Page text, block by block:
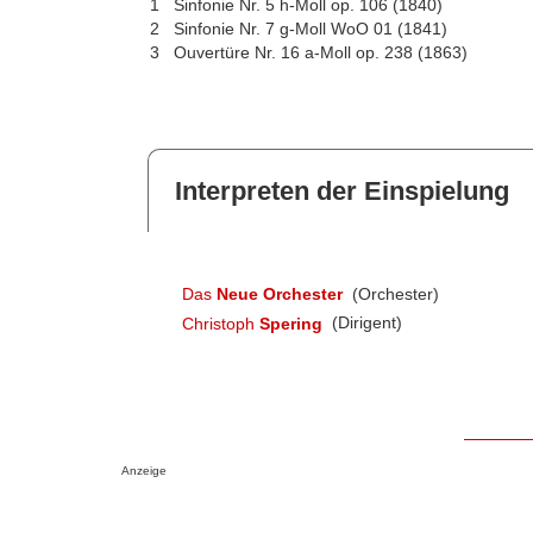
1
Sinfonie Nr. 5 h-Moll op. 106 (1840)
2
Sinfonie Nr. 7 g-Moll WoO 01 (1841)
3
Ouvertüre Nr. 16 a-Moll op. 238 (1863)
Interpreten der Einspielung
Das Neue Orchester (Orchester)
Christoph Spering (Dirigent)
Anzeige